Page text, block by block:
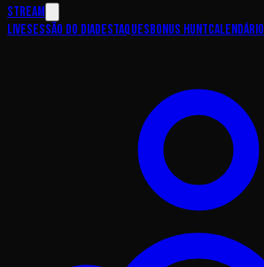
Stream
LiveSessão do DiaDestaquesBonus HuntCalendário